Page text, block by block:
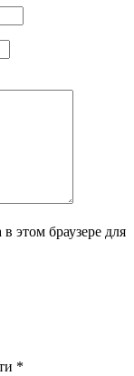
этом браузере для
*